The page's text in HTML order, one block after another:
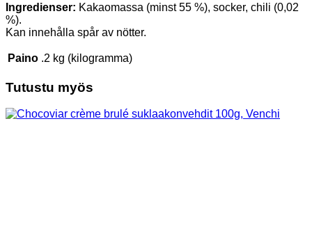
Ingredienser: Kakaomassa (minst 55 %), socker, chili (0,02
%).
Kan innehålla spår av nötter.
Paino .2 kg (kilogramma)
Tutustu myös